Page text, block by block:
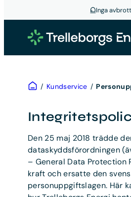
Inga avbrott
Hem/ Kundservice /
Den 25 maj 2018 trädde
dataskyddsförordningen
– General Data Protection
kraft och ersatte den
personuppgiftslagen. Här